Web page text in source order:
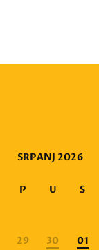
SRPANJ 2026
P U S
29 30 01